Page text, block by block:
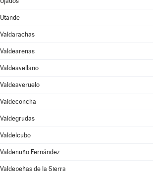
Utande
Valdarachas
Valdearenas
Valdeavellano
Valdeaveruelo
Valdeconcha
Valdegrudas
Valdelcubo
Valdenuño Fernández
Valdepeñas de la Sierra